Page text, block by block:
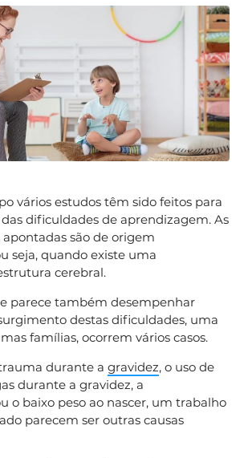
vários estudos têm sido feitos para
dificuldades de aprendizagem. As
são de origem
seja, quando existe uma
cerebral.
parece também desempenhar
destas dificuldades, uma
famílias, ocorrem vários casos.
durante a gravidez, o uso de
durante a gravidez, a
o baixo peso ao nascer, um trabalho
parecem ser outras causas